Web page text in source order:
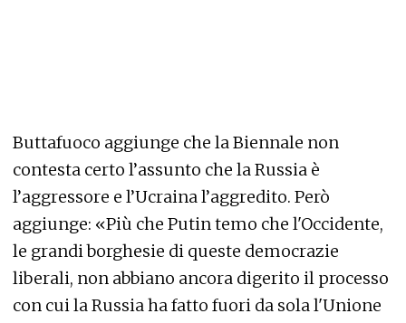
Buttafuoco aggiunge che la Biennale non
contesta certo l’assunto che la Russia è
l’aggressore e l’Ucraina l’aggredito. Però
aggiunge: «Più che Putin temo che l'Occidente,
le grandi borghesie di queste democrazie
liberali, non abbiano ancora digerito il processo
con cui la Russia ha fatto fuori da sola l'Unione